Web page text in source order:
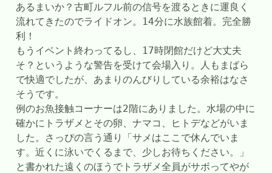
あるまいか？古町ルフル前の信号を渡るときに運良く
流れてきたのでライドオン。14分に水族館着。完全勝
利！
もうイベント終わってるし、17時閉館だけど大丈夫
そ？というような警告を受けて会場入り。人もまばら
で快適でしたが、あまりのんびりしている余裕はなさ
そうです。
例のお魚接触コーナーは2階にありました。水場の中に
確かにトラザメとその卵、ナマコ、ヒトデなどがいま
した。さっぴの言う通り「サメはここで休んでいま
す。近くに泳いでくるまで、少しお待ちください。」
と書かれた遠くのほうでトラザメ全員がサボってやが